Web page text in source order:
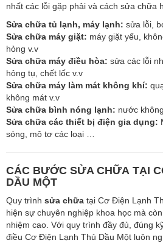
nhất các lỗi gặp phải và cách sửa chữa
Sửa chữa tủ lạnh, máy lạnh: sửa lỗi,
Sửa chữa máy giặt: máy giặt yếu,
hỏng v.v
Sửa chữa máy điều hòa: sửa các lỗi
hỏng tụ, chết lốc v.v
Sửa chữa máy làm mát không khí:
không mát v.v
Sửa chữa bình nóng lạnh: nước
Sửa chữa các thiết bị điện gia dụng:
sóng, mô tơ các loại …
CÁC BƯỚC SỬA CHỮA TẠI
DẦU MỘT
Quy trình sửa chữa tại Cơ Điện Lạnh
hiện sự chuyên nghiệp khoa học mà
nhiệm cao. Với quy trình đầy đủ, đúng
điều Cơ Điện Lạnh Thủ Dầu Một luôn